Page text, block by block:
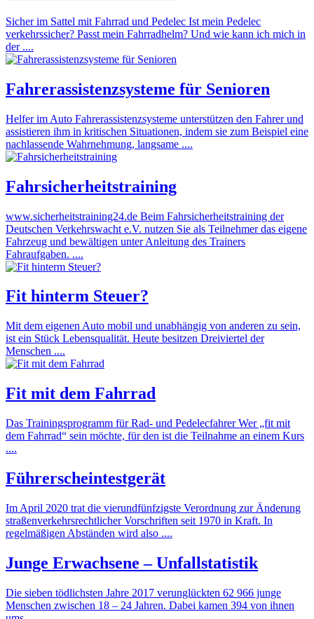
Sicher im Sattel mit Fahrrad und Pedelec Ist mein Pedelec
verkehrssicher? Passt mein Fahrradhelm? Und wie kann ich mich in
der ....
Fahrerassistenzsysteme für Senioren
Helfer im Auto Fahrerassistenzsysteme unterstützen den Fahrer und
assistieren ihm in kritischen Situationen, indem sie zum Beispiel eine
nachlassende Wahrnehmung, langsame ....
Fahrsicherheitstraining
www.sicherheitstraining24.de Beim Fahrsicherheitstraining der
Deutschen Verkehrswacht e.V. nutzen Sie als Teilnehmer das eigene
Fahrzeug und bewältigen unter Anleitung des Trainers
Fahraufgaben. ....
Fit hinterm Steuer?
Mit dem eigenen Auto mobil und unabhängig von anderen zu sein,
ist ein Stück Lebensqualität. Heute besitzen Dreiviertel der
Menschen ....
Fit mit dem Fahrrad
Das Trainingsprogramm für Rad- und Pedelecfahrer Wer „fit mit
dem Fahrrad“ sein möchte, für den ist die Teilnahme an einem Kurs
....
Führerscheintestgerät
Im April 2020 trat die vierundfünfzigste Verordnung zur Änderung
straßenverkehrsrechtlicher Vorschriften seit 1970 in Kraft. In
regelmäßigen Abständen wird also ....
Junge Erwachsene – Unfallstatistik
Die sieben tödlichsten Jahre 2017 verunglückten 62 966 junge
Menschen zwischen 18 – 24 Jahren. Dabei kamen 394 von ihnen